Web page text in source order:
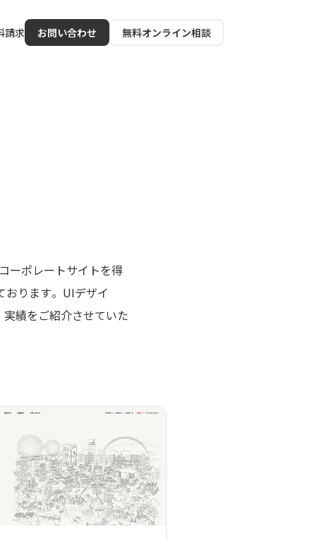
請求 お問い合わせ 無料オンライン相談
ーポレートサイトを得
おります。UIデザイ
績をご紹介させていた